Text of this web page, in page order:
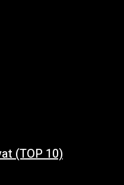
(TOP 10)